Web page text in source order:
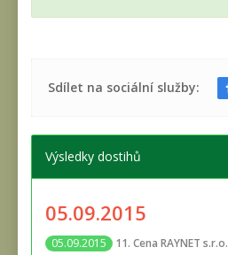
Sdílet na sociální služby:
Výsledky dostihů
05.09.2015
05.09.2015
11. Cena RAYNET s.r.o.